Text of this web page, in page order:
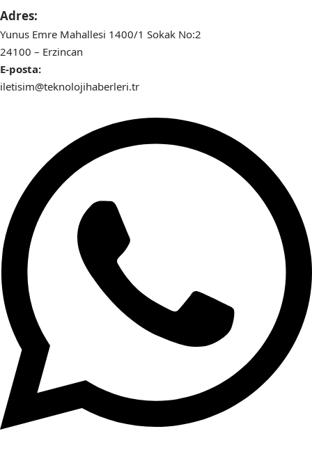
Adres:
Yunus Emre Mahallesi 1400/1 Sokak No:2
24100 – Erzincan
E-posta:
iletisim@teknolojihaberleri.tr